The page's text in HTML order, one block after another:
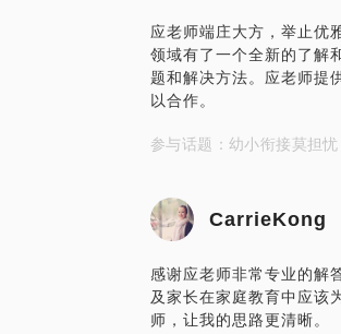
应老师端庄大方，举止优
领域有了一个全新的了解
题和解决方法。应老师提
以合作。
参与话题：幼小衔接莫担
CarrieKong
感谢应老师非常专业的解
及家长在家庭教育中应该
师，让我的思路更清晰。